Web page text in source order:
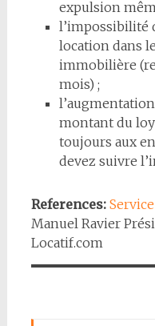
expulsion
l’impossibilité
location dans
immobilière
mois) ;
montant du
toujours aux
devez suivre
References:
Manuel Ravier
Locatif.com